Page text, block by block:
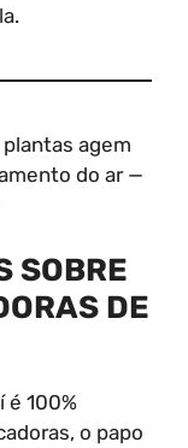
agem
do ar —
SOBRE
DE
é 100%
o papo